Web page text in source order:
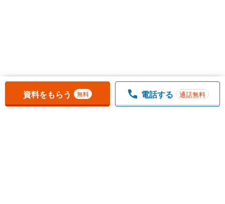
お気に入りに追加しました。 一覧を開く
資料をもらう 無料 電話する 通話無料